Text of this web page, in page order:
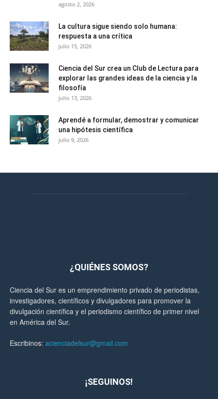
agosto 2, 2026
La cultura sigue siendo solo humana:
respuesta a una crítica
julio 15, 2026
Ciencia del Sur crea un Club de Lectura para
explorar las grandes ideas de la ciencia y la
filosofía
julio 13, 2026
Aprendé a formular, demostrar y comunicar
una hipótesis científica
julio 9, 2026
¿QUIÉNES SOMOS?
Ciencia del Sur es un emprendimiento privado de periodistas,
investigadores, científicos y divulgadores para promover la
divulgación científica y el periodismo científico de primer nivel
en América del Sur.
Escribinos: acienciadelsur@gmail.com
¡SEGUINOS!